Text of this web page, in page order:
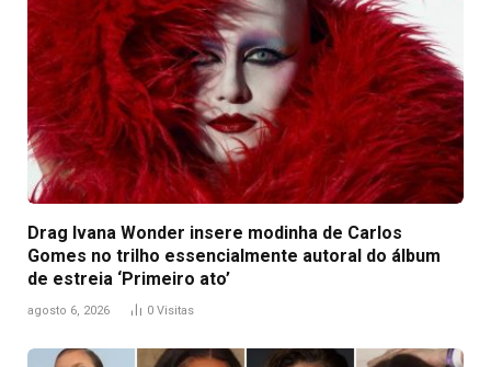
Drag Ivana Wonder insere modinha de Carlos
Gomes no trilho essencialmente autoral do álbum
de estreia ‘Primeiro ato’
agosto 6, 2026 0 Visitas